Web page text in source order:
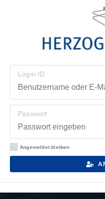
Login ID
Passwort
Angemeldet bleiben